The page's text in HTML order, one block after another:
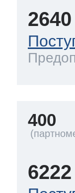
2640
400
6222